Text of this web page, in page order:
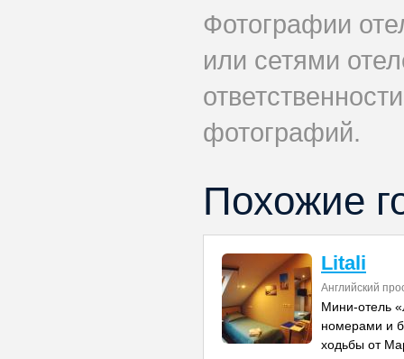
Фотографии
или сетями
фотографий.
Похожие
Litali
Английский
Мини-отель
номерами и
ходьбы от